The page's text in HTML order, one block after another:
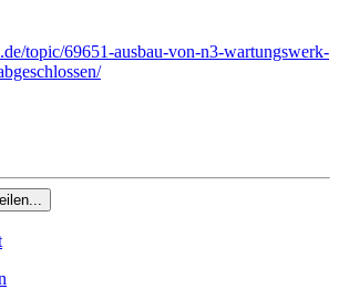
topic/69651-ausbau-von-n3-wartungswerk-